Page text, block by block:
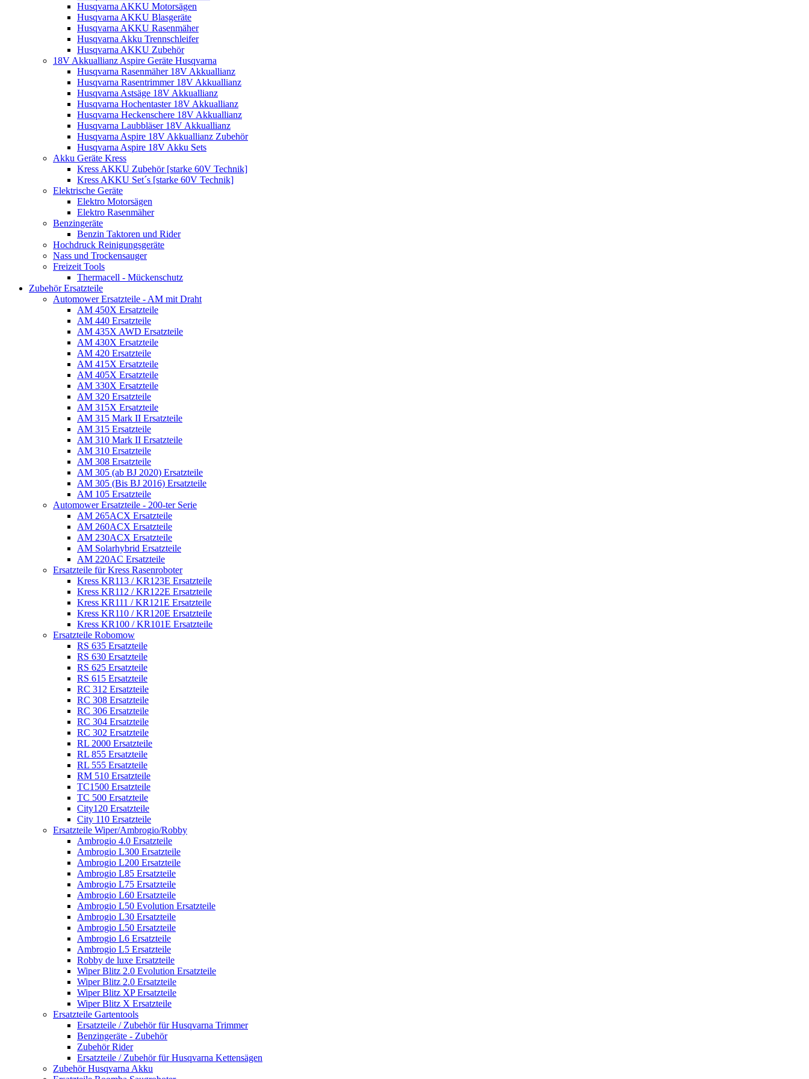
Husqvarna AKKU Motorsägen
Husqvarna AKKU Blasgeräte
Husqvarna AKKU Rasenmäher
Husqvarna Akku Trennschleifer
Husqvarna AKKU Zubehör
18V Akkuallianz Aspire Geräte Husqvarna
Husqvarna Rasenmäher 18V Akkuallianz
Husqvarna Rasentrimmer 18V Akkuallianz
Husqvarna Astsäge 18V Akkuallianz
Husqvarna Hochentaster 18V Akkuallianz
Husqvarna Heckenschere 18V Akkuallianz
Husqvarna Laubbläser 18V Akkuallianz
Husqvarna Aspire 18V Akkuallianz Zubehör
Husqvarna Aspire 18V Akku Sets
Akku Geräte Kress
Kress AKKU Zubehör [starke 60V Technik]
Kress AKKU Set´s [starke 60V Technik]
Elektrische Geräte
Elektro Motorsägen
Elektro Rasenmäher
Benzingeräte
Benzin Taktoren und Rider
Hochdruck Reinigungsgeräte
Nass und Trockensauger
Freizeit Tools
Thermacell - Mückenschutz
Zubehör Ersatzteile
Automower Ersatzteile - AM mit Draht
AM 450X Ersatzteile
AM 440 Ersatzteile
AM 435X AWD Ersatzteile
AM 430X Ersatzteile
AM 420 Ersatzteile
AM 415X Ersatzteile
AM 405X Ersatzteile
AM 330X Ersatzteile
AM 320 Ersatzteile
AM 315X Ersatzteile
AM 315 Mark II Ersatzteile
AM 315 Ersatzteile
AM 310 Mark II Ersatzteile
AM 310 Ersatzteile
AM 308 Ersatzteile
AM 305 (ab BJ 2020) Ersatzteile
AM 305 (Bis BJ 2016) Ersatzteile
AM 105 Ersatzteile
Automower Ersatzteile - 200-ter Serie
AM 265ACX Ersatzteile
AM 260ACX Ersatzteile
AM 230ACX Ersatzteile
AM Solarhybrid Ersatzteile
AM 220AC Ersatzteile
Ersatzteile für Kress Rasenroboter
Kress KR113 / KR123E Ersatzteile
Kress KR112 / KR122E Ersatzteile
Kress KR111 / KR121E Ersatzteile
Kress KR110 / KR120E Ersatzteile
Kress KR100 / KR101E Ersatzteile
Ersatzteile Robomow
RS 635 Ersatzteile
RS 630 Ersatzteile
RS 625 Ersatzteile
RS 615 Ersatzteile
RC 312 Ersatzteile
RC 308 Ersatzteile
RC 306 Ersatzteile
RC 304 Ersatzteile
RC 302 Ersatzteile
RL 2000 Ersatzteile
RL 855 Ersatzteile
RL 555 Ersatzteile
RM 510 Ersatzteile
TC1500 Ersatzteile
TC 500 Ersatzteile
City120 Ersatzteile
City 110 Ersatzteile
Ersatzteile Wiper/Ambrogio/Robby
Ambrogio 4.0 Ersatzteile
Ambrogio L300 Ersatzteile
Ambrogio L200 Ersatzteile
Ambrogio L85 Ersatzteile
Ambrogio L75 Ersatzteile
Ambrogio L60 Ersatzteile
Ambrogio L50 Evolution Ersatzteile
Ambrogio L30 Ersatzteile
Ambrogio L50 Ersatzteile
Ambrogio L6 Ersatzteile
Ambrogio L5 Ersatzteile
Robby de luxe Ersatzteile
Wiper Blitz 2.0 Evolution Ersatzteile
Wiper Blitz 2.0 Ersatzteile
Wiper Blitz XP Ersatzteile
Wiper Blitz X Ersatzteile
Ersatzteile Gartentools
Ersatzteile / Zubehör für Husqvarna Trimmer
Benzingeräte - Zubehör
Zubehör Rider
Ersatzteile / Zubehör für Husqvarna Kettensägen
Zubehör Husqvarna Akku